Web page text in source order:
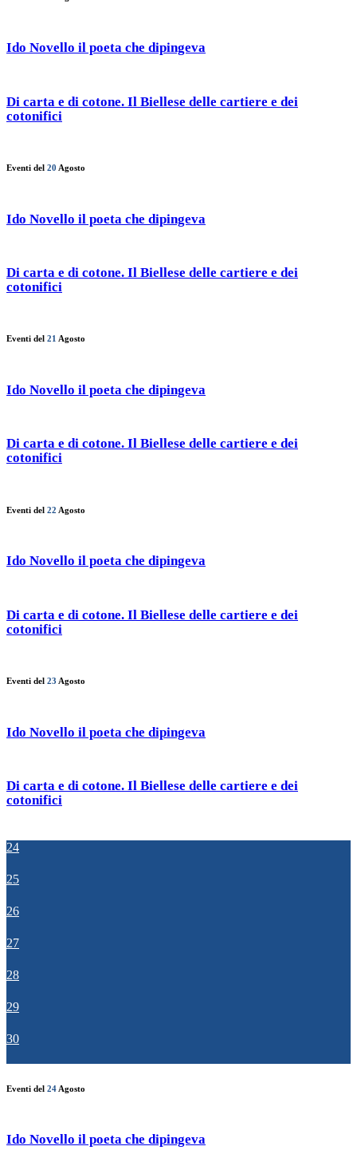
Ido Novello il poeta che dipingeva
Di carta e di cotone. Il Biellese delle cartiere e dei
cotonifici
Eventi del 20 Agosto
Ido Novello il poeta che dipingeva
Di carta e di cotone. Il Biellese delle cartiere e dei
cotonifici
Eventi del 21 Agosto
Ido Novello il poeta che dipingeva
Di carta e di cotone. Il Biellese delle cartiere e dei
cotonifici
Eventi del 22 Agosto
Ido Novello il poeta che dipingeva
Di carta e di cotone. Il Biellese delle cartiere e dei
cotonifici
Eventi del 23 Agosto
Ido Novello il poeta che dipingeva
Di carta e di cotone. Il Biellese delle cartiere e dei
cotonifici
24
25
26
27
28
29
30
Eventi del 24 Agosto
Ido Novello il poeta che dipingeva